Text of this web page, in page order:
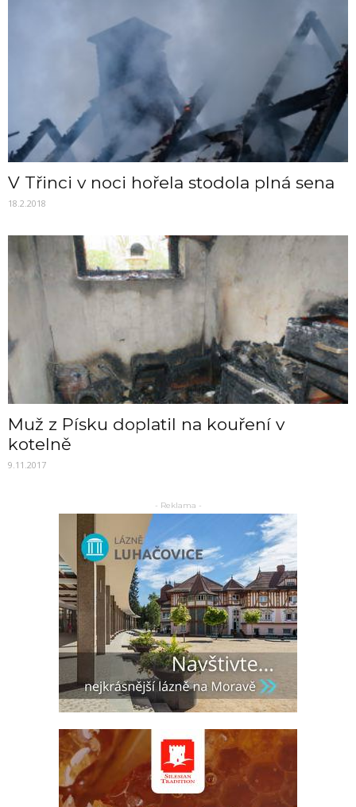
V Třinci v noci hořela stodola plná sena
18.2.2018
Muž z Písku doplatil na kouření v
kotelně
9.11.2017
- Reklama -